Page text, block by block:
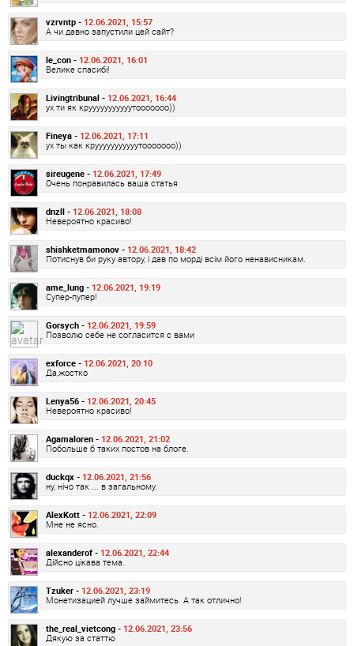
vzrvntp - 12.06.2021, 15:57
А чи давно запустили цей сайт?
le_con - 12.06.2021, 16:01
Велике спасибі!
Livingtribunal - 12.06.2021, 16:44
ух ти як крууууууууууутооооооо))
Fineya - 12.06.2021, 17:11
ух ты как крууууууууууутооооооо))
sireugene - 12.06.2021, 17:49
Очень понравилась ваша статья
dnzll - 12.06.2021, 18:08
Невероятно красиво!
shishketmamonov - 12.06.2021, 18:42
Потиснув би руку автору, і дав по морді всім його ненависникам.
ame_lung - 12.06.2021, 19:19
Супер-пупер!
Gorsych - 12.06.2021, 19:59
Позволю себе не согласится с вами
exforce - 12.06.2021, 20:10
Да,жостко
Lenya56 - 12.06.2021, 20:45
Невероятно красиво!
Agamaloren - 12.06.2021, 21:02
Побольше б таких постов на блоге.
duckqx - 12.06.2021, 21:56
ну, нічо так ... в загальному.
AlexKott - 12.06.2021, 22:09
Мне не ясно.
alexanderof - 12.06.2021, 22:44
Дійсно цікава тема.
Tzuker - 12.06.2021, 23:19
Монетизацией лучше займитесь. А так отлично!
the_real_vietcong - 12.06.2021, 23:56
Дякую за статтю